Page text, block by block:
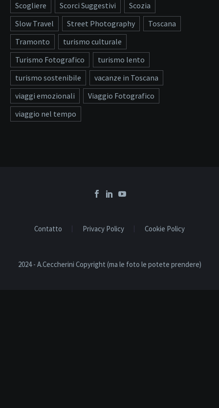
Scogliere
Scorci Suggestivi
Scozia
Slow Travel
Street Photography
Toscana
Tramonto
turismo culturale
Turismo Fotografico
turismo lento
turismo sostenibile
vacanze in Toscana
viaggi emozionali
Viaggio Fotografico
viaggio nel tempo
Contatto Privacy Policy Cookie Policy
2024 - A.Ceccherini Copyright (ma le foto le potete prendere)